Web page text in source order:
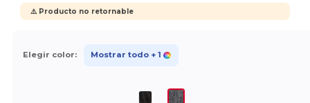
⚠️ Producto no retornable
Elegir color: Mostrar todo + 1